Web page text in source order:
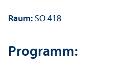
Raum: SO 418
Programm: